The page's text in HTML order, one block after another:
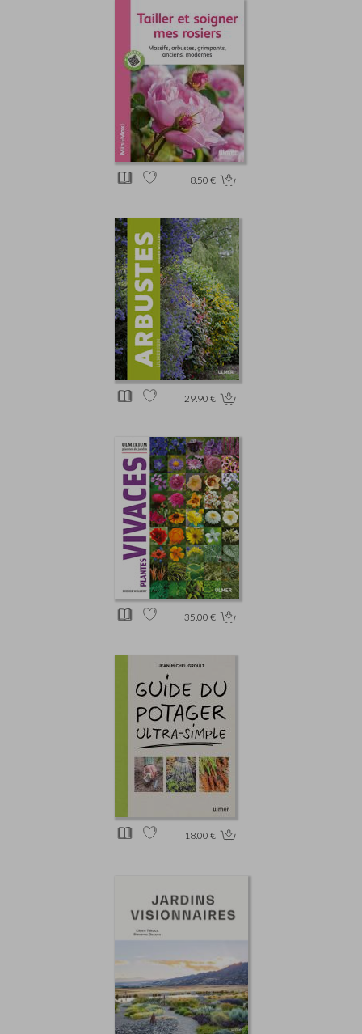
8.50 €
29.90 €
35.00 €
18.00 €